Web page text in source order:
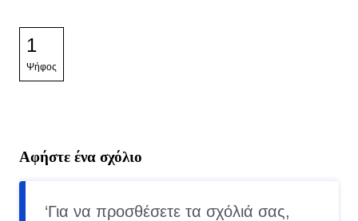
1
Ψήφος
Αφήστε ένα σχόλιο
Για να προσθέσετε τα σχόλιά σας,